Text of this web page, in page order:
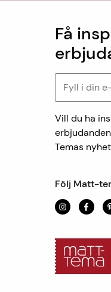
Få
Vill du ha
Temas
Följ Matt-